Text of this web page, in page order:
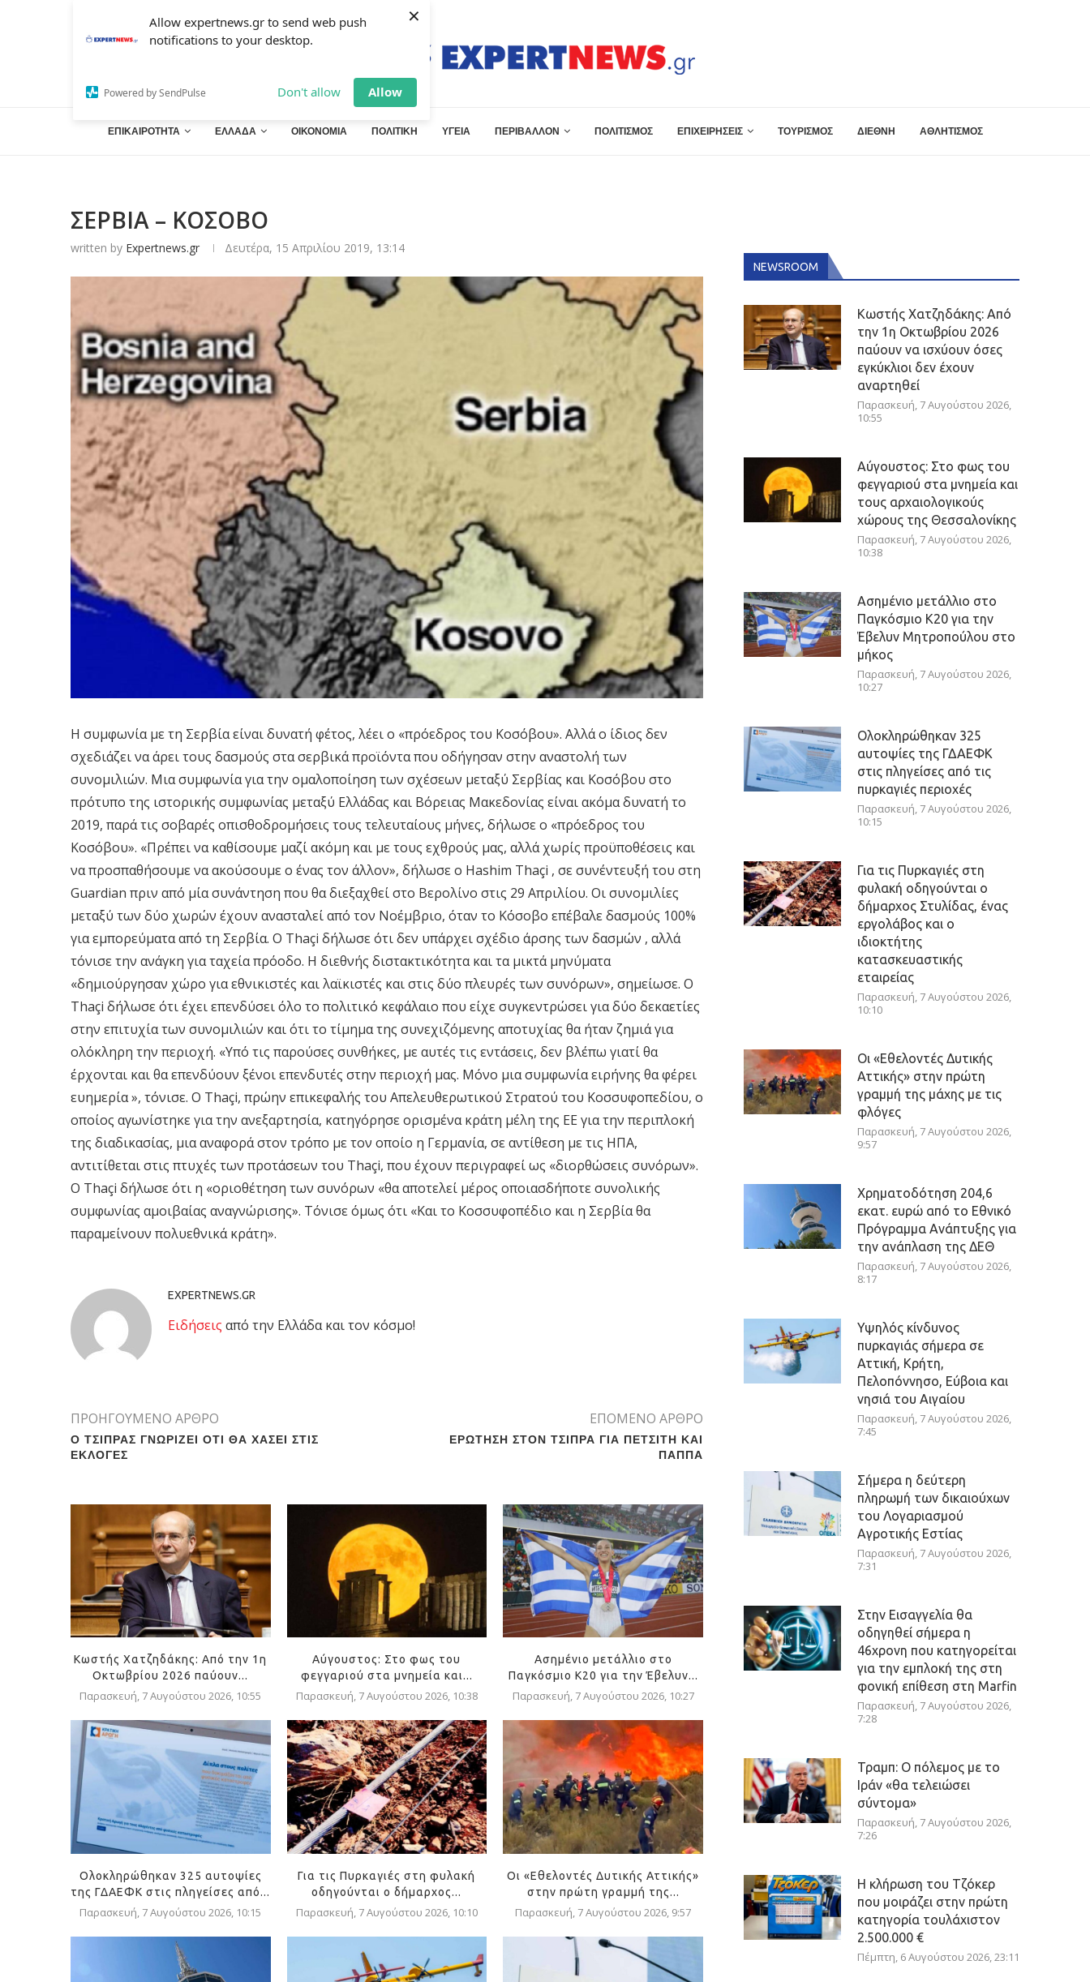
Allow expertnews.gr to send web push
notifications to your desktop.
Powered by SendPulse Don't allow Allow
×
ΕΠΙΚΑΙΡΟΤΗΤΑ ΕΛΛΑΔΑ ΟΙΚΟΝΟΜΙΑ ΠΟΛΙΤΙΚΗ ΥΓΕΙΑ ΠΕΡΙΒΑΛΛΟΝ ΠΟΛΙΤΙΣΜΟΣ ΕΠΙΧΕΙΡΗΣΕΙΣ ΤΟΥΡΙΣΜΟΣ ΔΙΕΘΝΗ ΑΘΛΗΤΙΣΜΟΣ
ΣΕΡΒΙΑ – ΚΟΣΟΒΟ
written by Expertnews.gr Δευτέρα, 15 Απριλίου 2019, 13:14
Η συμφωνία με τη Σερβία είναι δυνατή φέτος, λέει ο «πρόεδρος του Κοσόβου». Αλλά ο ίδιος δεν
σχεδιάζει να άρει τους δασμούς στα σερβικά προϊόντα που οδήγησαν στην αναστολή των
συνομιλιών. Μια συμφωνία για την ομαλοποίηση των σχέσεων μεταξύ Σερβίας και Κοσόβου στο
πρότυπο της ιστορικής συμφωνίας μεταξύ Ελλάδας και Βόρειας Μακεδονίας είναι ακόμα δυνατή το
2019, παρά τις σοβαρές οπισθοδρομήσεις τους τελευταίους μήνες, δήλωσε ο «πρόεδρος του
Κοσόβου». «Πρέπει να καθίσουμε μαζί ακόμη και με τους εχθρούς μας, αλλά χωρίς προϋποθέσεις και
να προσπαθήσουμε να ακούσουμε ο ένας τον άλλον», δήλωσε ο Hashim Thaçi , σε συνέντευξή του στη
Guardian πριν από μία συνάντηση που θα διεξαχθεί στο Βερολίνο στις 29 Απριλίου. Οι συνομιλίες
μεταξύ των δύο χωρών έχουν ανασταλεί από τον Νοέμβριο, όταν το Κόσοβο επέβαλε δασμούς 100%
για εμπορεύματα από τη Σερβία. Ο Thaçi δήλωσε ότι δεν υπάρχει σχέδιο άρσης των δασμών , αλλά
τόνισε την ανάγκη για ταχεία πρόοδο. Η διεθνής διστακτικότητα και τα μικτά μηνύματα
«δημιούργησαν χώρο για εθνικιστές και λαϊκιστές και στις δύο πλευρές των συνόρων», σημείωσε. Ο
Thaçi δήλωσε ότι έχει επενδύσει όλο το πολιτικό κεφάλαιο που είχε συγκεντρώσει για δύο δεκαετίες
στην επιτυχία των συνομιλιών και ότι το τίμημα της συνεχιζόμενης αποτυχίας θα ήταν ζημιά για
ολόκληρη την περιοχή. «Υπό τις παρούσες συνθήκες, με αυτές τις εντάσεις, δεν βλέπω γιατί θα
έρχονται και θα επενδύουν ξένοι επενδυτές στην περιοχή μας. Μόνο μια συμφωνία ειρήνης θα φέρει
ευημερία », τόνισε. Ο Thaçi, πρώην επικεφαλής του Απελευθερωτικού Στρατού του Κοσσυφοπεδίου, ο
οποίος αγωνίστηκε για την ανεξαρτησία, κατηγόρησε ορισμένα κράτη μέλη της ΕΕ για την περιπλοκή
της διαδικασίας, μια αναφορά στον τρόπο με τον οποίο η Γερμανία, σε αντίθεση με τις ΗΠΑ,
αντιτίθεται στις πτυχές των προτάσεων του Thaçi, που έχουν περιγραφεί ως «διορθώσεις συνόρων».
Ο Thaçi δήλωσε ότι η «οριοθέτηση των συνόρων «θα αποτελεί μέρος οποιασδήποτε συνολικής
συμφωνίας αμοιβαίας αναγνώρισης». Τόνισε όμως ότι «Και το Κοσσυφοπέδιο και η Σερβία θα
παραμείνουν πολυεθνικά κράτη».
EXPERTNEWS.GR
Eιδήσεις από την Ελλάδα και τον κόσμο!
ΠΡΟΗΓΟΥΜΕΝΟ ΑΡΘΡΟ
Ο ΤΣΙΠΡΑΣ ΓΝΩΡΙΖΕΙ ΟΤΙ ΘΑ ΧΑΣΕΙ ΣΤΙΣ
ΕΚΛΟΓΕΣ
ΕΠΟΜΕΝΟ ΑΡΘΡΟ
ΕΡΩΤΗΣΗ ΣΤΟΝ ΤΣΙΠΡΑ ΓΙΑ ΠΕΤΣΙΤΗ ΚΑΙ
ΠΑΠΠΑ
Κωστής Χατζηδάκης: Από την 1η
Οκτωβρίου 2026 παύουν...
Παρασκευή, 7 Αυγούστου 2026, 10:55
Αύγουστος: Στο φως του
φεγγαριού στα μνημεία και...
Παρασκευή, 7 Αυγούστου 2026, 10:38
Ασημένιο μετάλλιο στο
Παγκόσμιο Κ20 για την Έβελυν...
Παρασκευή, 7 Αυγούστου 2026, 10:27
Ολοκληρώθηκαν 325 αυτοψίες
της ΓΔΑΕΦΚ στις πληγείσες από...
Παρασκευή, 7 Αυγούστου 2026, 10:15
Για τις Πυρκαγιές στη φυλακή
οδηγούνται ο δήμαρχος...
Παρασκευή, 7 Αυγούστου 2026, 10:10
Οι «Εθελοντές Δυτικής Αττικής»
στην πρώτη γραμμή της...
Παρασκευή, 7 Αυγούστου 2026, 9:57
NEWSROOM
Κωστής Χατζηδάκης: Από
την 1η Οκτωβρίου 2026
παύουν να ισχύουν όσες
εγκύκλιοι δεν έχουν
αναρτηθεί
Παρασκευή, 7 Αυγούστου 2026,
10:55
Αύγουστος: Στο φως του
φεγγαριού στα μνημεία και
τους αρχαιολογικούς
χώρους της Θεσσαλονίκης
Παρασκευή, 7 Αυγούστου 2026,
10:38
Ασημένιο μετάλλιο στο
Παγκόσμιο Κ20 για την
Έβελυν Μητροπούλου στο
μήκος
Παρασκευή, 7 Αυγούστου 2026,
10:27
Ολοκληρώθηκαν 325
αυτοψίες της ΓΔΑΕΦΚ
στις πληγείσες από τις
πυρκαγιές περιοχές
Παρασκευή, 7 Αυγούστου 2026,
10:15
Για τις Πυρκαγιές στη
φυλακή οδηγούνται ο
δήμαρχος Στυλίδας, ένας
εργολάβος και ο
ιδιοκτήτης
κατασκευαστικής
εταιρείας
Παρασκευή, 7 Αυγούστου 2026,
10:10
Οι «Εθελοντές Δυτικής
Αττικής» στην πρώτη
γραμμή της μάχης με τις
φλόγες
Παρασκευή, 7 Αυγούστου 2026,
9:57
Χρηματοδότηση 204,6
εκατ. ευρώ από το Εθνικό
Πρόγραμμα Ανάπτυξης για
την ανάπλαση της ΔΕΘ
Παρασκευή, 7 Αυγούστου 2026,
8:17
Υψηλός κίνδυνος
πυρκαγιάς σήμερα σε
Αττική, Κρήτη,
Πελοπόννησο, Εύβοια και
νησιά του Αιγαίου
Παρασκευή, 7 Αυγούστου 2026,
7:45
Σήμερα η δεύτερη
πληρωμή των δικαιούχων
του Λογαριασμού
Αγροτικής Εστίας
Παρασκευή, 7 Αυγούστου 2026,
7:31
Στην Εισαγγελία θα
οδηγηθεί σήμερα η
46χρονη που κατηγορείται
για την εμπλοκή της στη
φονική επίθεση στη Marfin
Παρασκευή, 7 Αυγούστου 2026,
7:28
Τραμπ: Ο πόλεμος με το
Ιράν «θα τελειώσει
σύντομα»
Παρασκευή, 7 Αυγούστου 2026,
7:26
Η κλήρωση του Τζόκερ
που μοιράζει στην πρώτη
κατηγορία τουλάχιστον
2.500.000 €
Πέμπτη, 6 Αυγούστου 2026, 23:11